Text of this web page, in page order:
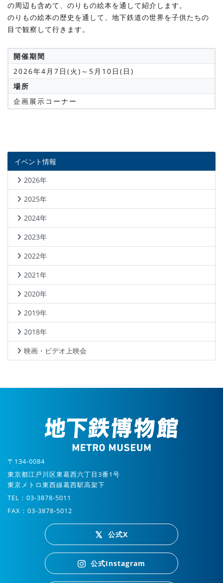
の周辺も含めて、のりもの絵本を通して紹介します。
のりもの絵本の歴史を通して、地下鉄道の世界を子供たちの
目で観察して行きます。
開催期間
2026年4月7日(火)～5月10日(日)
場所
企画展示コーナー
イベント情報
2026年
2025年
2024年
2023年
2022年
2021年
2020年
2019年
2018年
映画・ビデオ上映会
〒134-0084
東京都江戸川区東葛西六丁目3番1号
東京メトロ東西線葛西駅高架下
TEL：03-3878-5011
FAX：03-3878-5012
公式X
公式Instagram